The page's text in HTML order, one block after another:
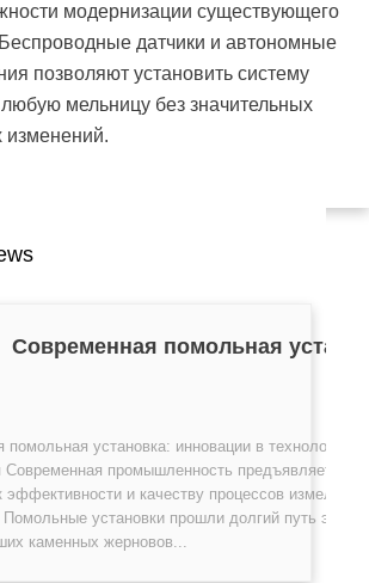
модернизации существующего
датчики и автономные
позволяют установить систему
любую мельницу без значительных
изменений.
Современная помольная
установка: инновации в технологии
Современная промышленность предъявляет
эффективности и качеству процессов
Помольные установки прошли долгий путь
каменных жерновов...